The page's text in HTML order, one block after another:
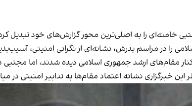
خامنه‌ای را به اصلی‌ترین محور گزارش‌های خود تبدیل
را در مراسم پدرش، نشانه‌ای از نگرانی امنیتی،
در کنار مقام‌های ارشد جمهوری اسلامی دیده شدند،
خبرگزاری نشانه اعتماد مقام‌ها به تدابیر امنیتی در